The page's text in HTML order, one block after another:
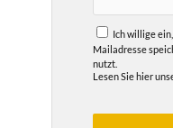
Ich willige
Mailadresse
nutzt.
Lesen Sie hier